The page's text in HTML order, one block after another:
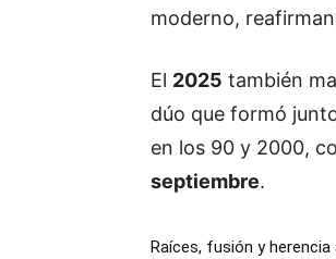
moderno,
El 2025 también
dúo que formó
en los 90 y 2000,
septiembre.
Raíces, fusión y